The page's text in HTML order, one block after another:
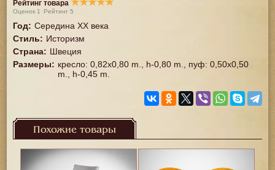
Рейтинг товара ★★★★★
Оценок 1 Рейтинг5
Год: Середина XX векa
Стиль: Историзм
Страна: Швеция
Размеры: кресло: 0,82x0,80 m., h-0,80 m., пуф: 0,50x0,50
m., h-0,45 m.
Похожие товары